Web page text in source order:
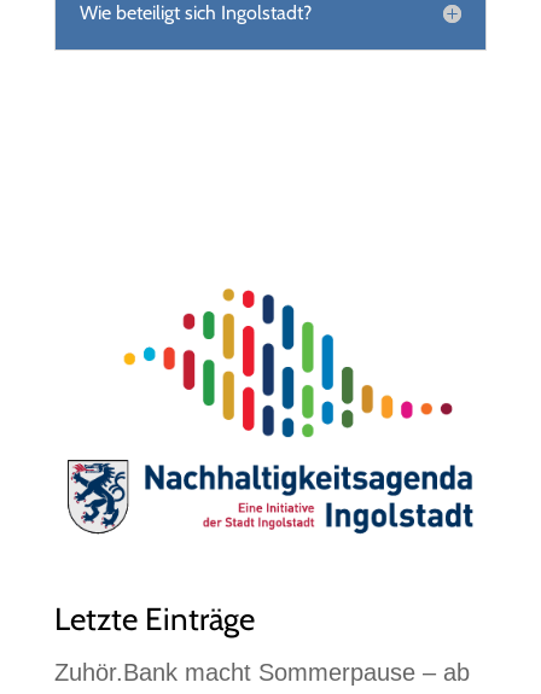
Wie beteiligt sich Ingolstadt?
Letzte Einträge
Zuhör.Bank macht Sommerpause – ab